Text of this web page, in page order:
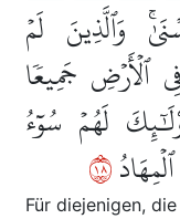
وَٱلَّذِينَ لَمۡ
ٱلۡأَرۡضِ جَمِيعٗا
لَهُمۡ سُوٓءُ
٨١
Für diejenigen,